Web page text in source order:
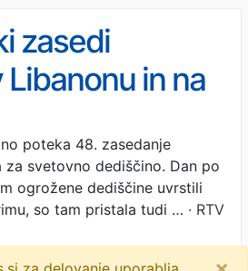
zasedi
in na
na
seznamu
poteka 48. zasedanje
za svetovno dediščino. Dan po
ogrožene dediščine uvrstili
so tam pristala tudi … · RTV